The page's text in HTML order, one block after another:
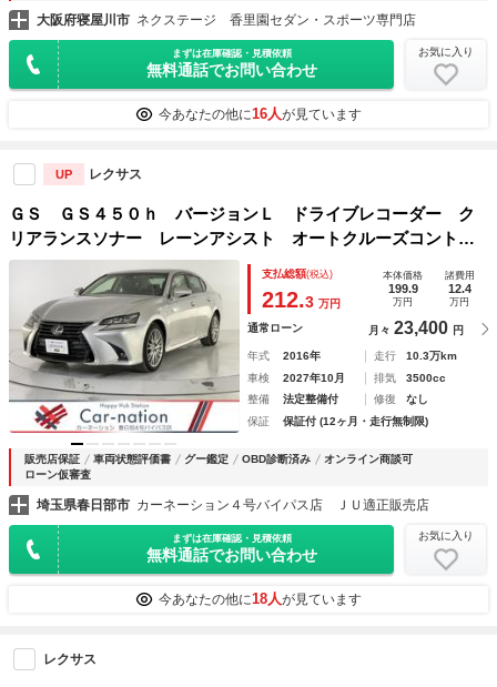
大阪府寝屋川市 ネクステージ 香里園セダン・スポーツ専門店
まずは在庫確認・見積依頼
無料通話でお問い合わせ
お気に入り
今あなたの他に16人が見ています
UP レクサス
ＧＳ ＧＳ４５０ｈ バージョンＬ ドライブレコーダー ク
リアランスソナー レーンアシスト オートクルーズコントロ
ール 衝突被害軽減システム バックカメラ ナビ アルミホ
イール オートマチックハイビーム オートライト ＬＥＤヘ
ッドランプ
支払総額(税込)
212.3 万円
本体価格
199.9
万円
諸費用
12.4
万円
通常ローン 月々 23,400 円
年式 2016年 走行
10.3万km
車検
2027年10月 排気
3500cc
整備
法定整備付 修復
なし
保証
保証付 (12ヶ月・走行無制限)
販売店保証 車両状態評価書 グー鑑定 OBD診断済み
オンライン商談可
ローン仮審査
埼玉県春日部市 カーネーション４号バイパス店 ＪＵ適正販売店
まずは在庫確認・見積依頼
無料通話でお問い合わせ
お気に入り
今あなたの他に18人が見ています
レクサス